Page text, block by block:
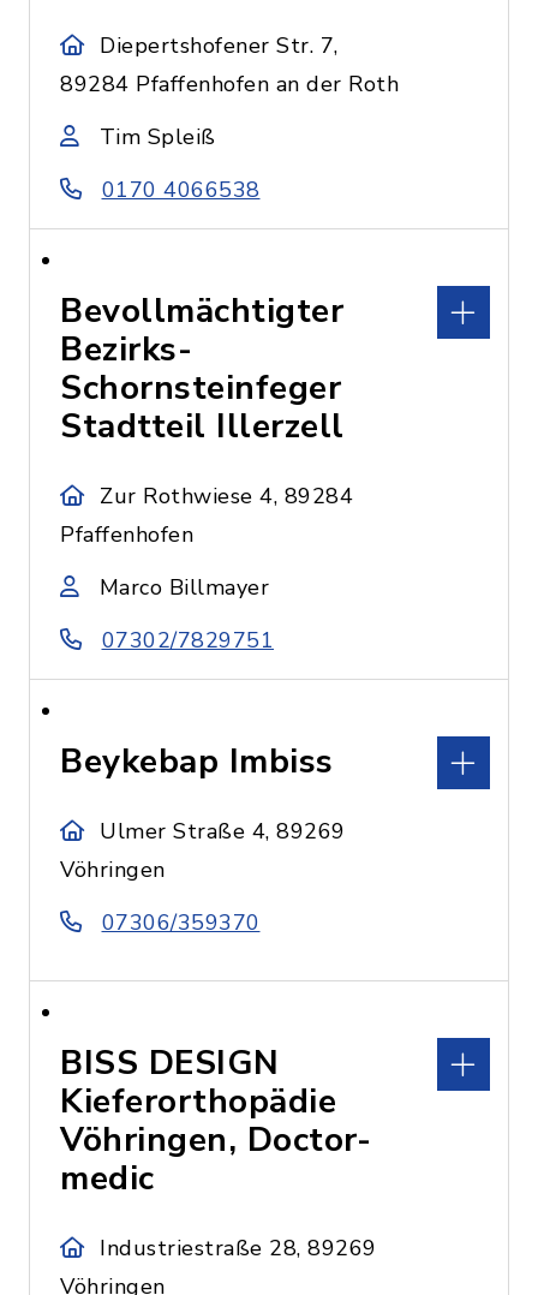
Diepertshofener Str. 7,
89284 Pfaffenhofen an der Roth
Tim Spleiß
0170 4066538
Bevollmächtigter
Bezirks-
Schornsteinfeger
Stadtteil Illerzell
Zur Rothwiese 4, 89284
Pfaffenhofen
Marco Billmayer
07302/7829751
Beykebap Imbiss
Ulmer Straße 4, 89269
Vöhringen
07306/359370
BISS DESIGN
Kieferorthopädie
Vöhringen, Doctor-
medic
Industriestraße 28, 89269
Vöhringen